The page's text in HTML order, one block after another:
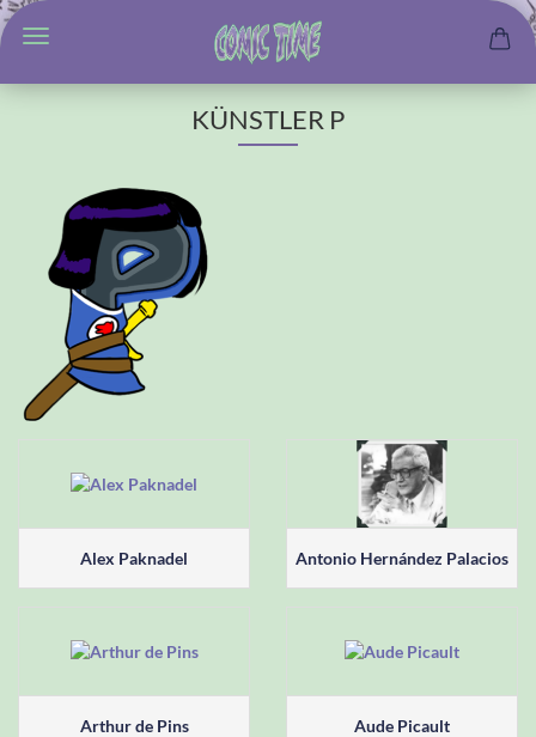
KÜNSTLER P
Alex Paknadel Antonio Hernández Palacios
Arthur de Pins Aude Picault